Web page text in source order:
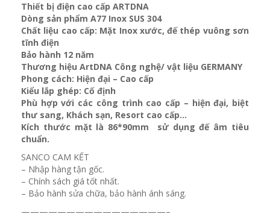
Thiết bị điện cao cấp ARTDNA
Dòng sản phẩm A77 Inox SUS 304
Chất liệu cao cấp: Mặt Inox xước, đế thép vuông sơn
tĩnh điện
Bảo hành 12 năm
Thương hiệu ArtDNA Công nghệ/ vật liệu GERMANY
Phong cách: Hiện đại – Cao cấp
Kiểu lắp ghép: Cố định
Phù hợp với các công trình cao cấp – hiện đại, biệt
thư sang, Khách sạn, Resort cao cấp…
Kích thước mặt là 86*90mm sử dụng đế âm tiêu
chuẩn.
SANCO CAM KẾT
– Nhập hàng tận gốc.
– Chính sách giá tốt nhất.
– Bảo hành sửa chữa, bảo hành ánh sáng.
————————————————–